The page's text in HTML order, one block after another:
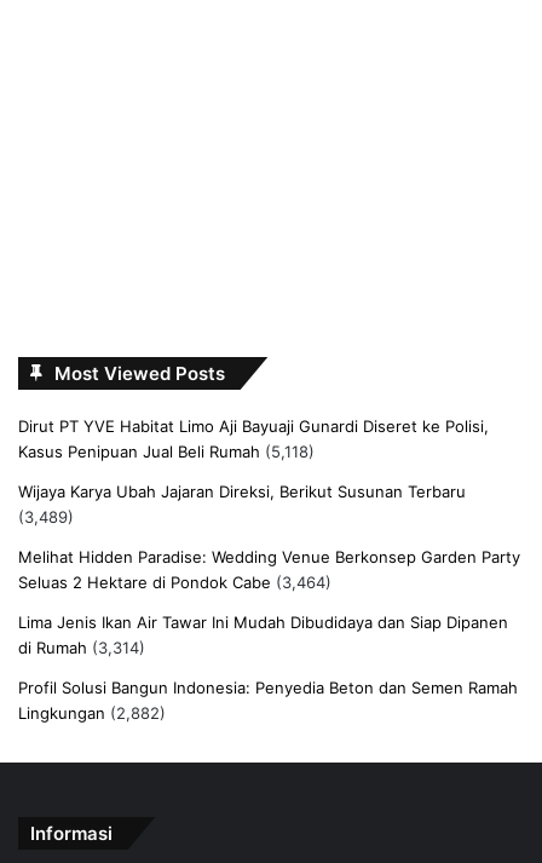
Most Viewed Posts
Dirut PT YVE Habitat Limo Aji Bayuaji Gunardi Diseret ke Polisi,
Kasus Penipuan Jual Beli Rumah (5,118)
Wijaya Karya Ubah Jajaran Direksi, Berikut Susunan Terbaru
(3,489)
Melihat Hidden Paradise: Wedding Venue Berkonsep Garden Party
Seluas 2 Hektare di Pondok Cabe (3,464)
Lima Jenis Ikan Air Tawar Ini Mudah Dibudidaya dan Siap Dipanen
di Rumah (3,314)
Profil Solusi Bangun Indonesia: Penyedia Beton dan Semen Ramah
Lingkungan (2,882)
Informasi